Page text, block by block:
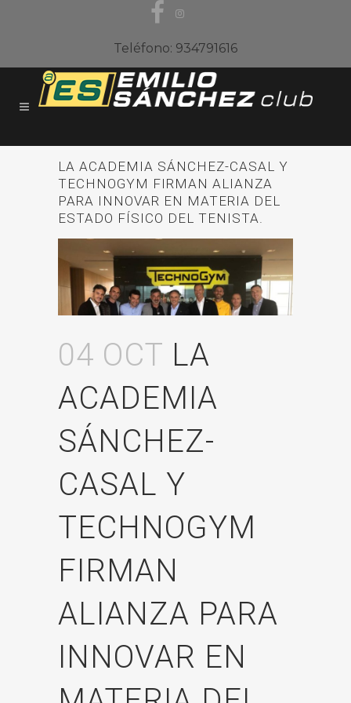
Teléfono: 934791616
LA ACADEMIA SÁNCHEZ-CASAL Y
TECHNOGYM FIRMAN ALIANZA
PARA INNOVAR EN MATERIA DEL
ESTADO FÍSICO DEL TENISTA.
04 OCT LA
ACADEMIA
SÁNCHEZ-
CASAL Y
TECHNOGYM
FIRMAN
ALIANZA PARA
INNOVAR EN